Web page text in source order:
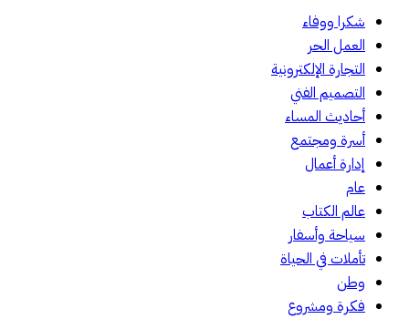
شكرا ووفاء
العمل الحر
التجارة الإلكترونية
التصميم الفني
أحاديث المساء
أسرة ومجتمع
إدارة أعمال
عام
عالم الكتاب
سياحة وأسفار
تأملات في الحياة
وطن
فكرة ومشروع